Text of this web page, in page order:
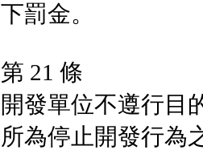
下罰金。
第 21 條
開發單位不遵行目
所為停止開發行為